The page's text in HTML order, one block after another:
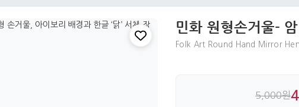
민화 원형손거울-
Folk Art Round Hand Mirror
5,000원